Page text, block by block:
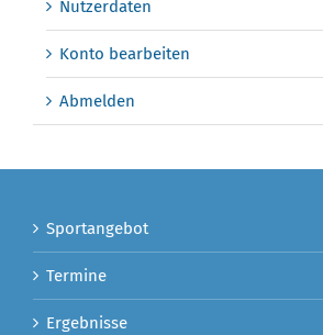
Nutzerdaten
Konto bearbeiten
Abmelden
Sportangebot
Termine
Ergebnisse